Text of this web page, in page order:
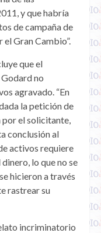
y que habría
de campaña de
Gran Cambio”.
que el
no
agravado. “En
la petición de
el solicitante,
conclusión al
activos requiere
lo que no se
hicieron a través
rastrear su
incriminatorio